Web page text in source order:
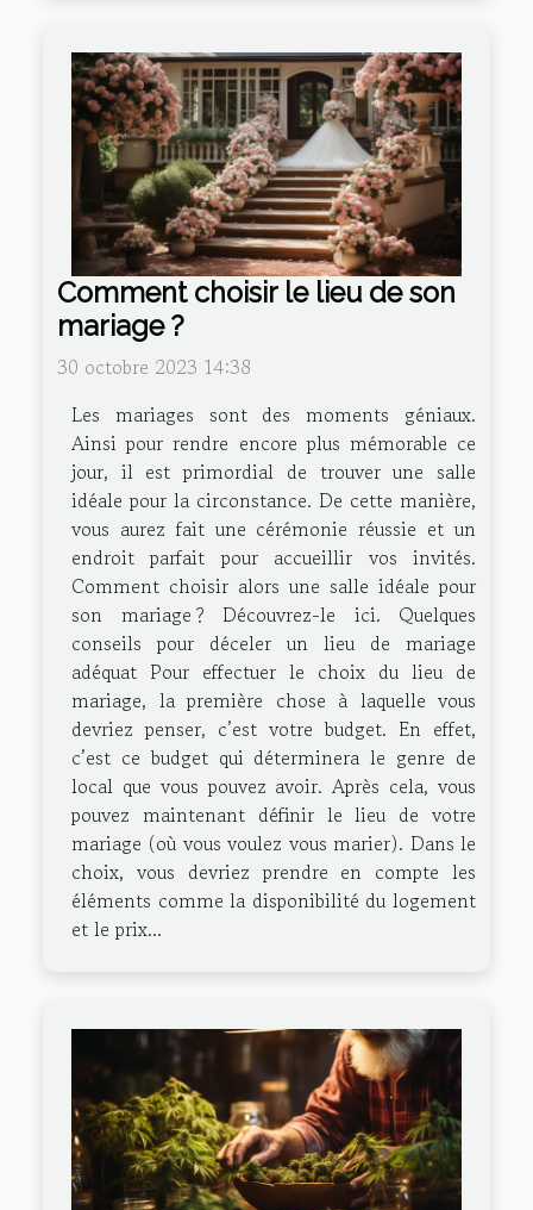
Comment choisir le lieu de son
mariage ?
30 octobre 2023 14:38
Les mariages sont des moments géniaux.
Ainsi pour rendre encore plus mémorable ce
jour, il est primordial de trouver une salle
idéale pour la circonstance. De cette manière,
vous aurez fait une cérémonie réussie et un
endroit parfait pour accueillir vos invités.
Comment choisir alors une salle idéale pour
son mariage ? Découvrez-le ici. Quelques
conseils pour déceler un lieu de mariage
adéquat Pour effectuer le choix du lieu de
mariage, la première chose à laquelle vous
devriez penser, c’est votre budget. En effet,
c’est ce budget qui déterminera le genre de
local que vous pouvez avoir. Après cela, vous
pouvez maintenant définir le lieu de votre
mariage (où vous voulez vous marier). Dans le
choix, vous devriez prendre en compte les
éléments comme la disponibilité du logement
et le prix...